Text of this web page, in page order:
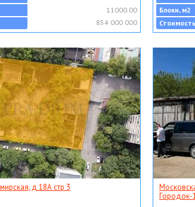
11000.00
854 000 000
Блоки, м2
д 18А стр 3
Городок-